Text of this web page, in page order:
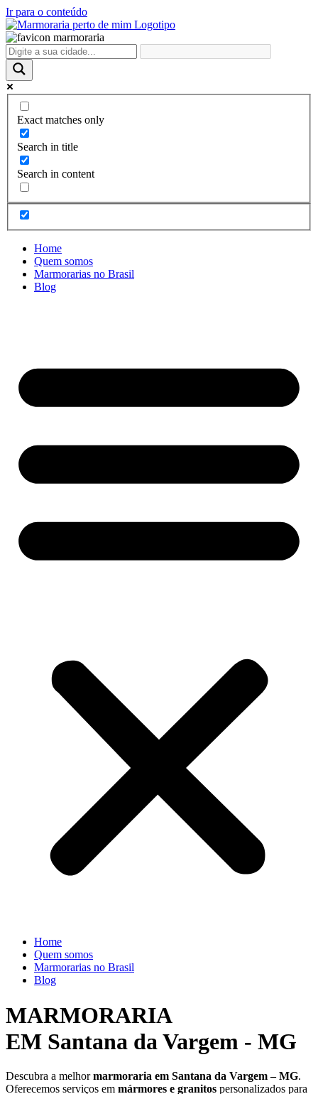
Ir para o conteúdo
Exact matches only
Search in title
Search in content
Home
Quem somos
Marmorarias no Brasil
Blog
Home
Quem somos
Marmorarias no Brasil
Blog
MARMORARIA
EM Santana da Vargem - MG
Descubra a melhormarmoraria em Santana da Vargem – MG.
Oferecemos serviços em mármores e granitos personalizados para